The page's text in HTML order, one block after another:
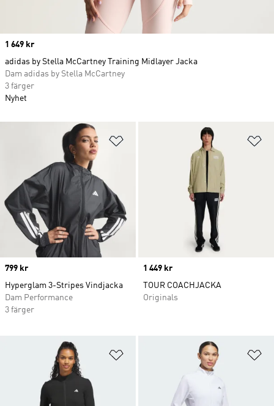
Lägg till på önskelistan
Price
799 kr
Hyperglam 3-Stripes Vindjacka
Dam Performance
3 färger
Price
1 449 kr
TOUR COACHJACKA
Originals
Lägg till på önskelistan
Price
1 649 kr
adidas by Stella McCartney Training Midlayer Jacka
Dam adidas by Stella McCartney
3 färger
Nyhet